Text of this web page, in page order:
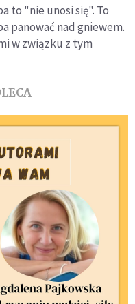
to "nie unosi się". To
panować nad gniewem.
w związku z tym